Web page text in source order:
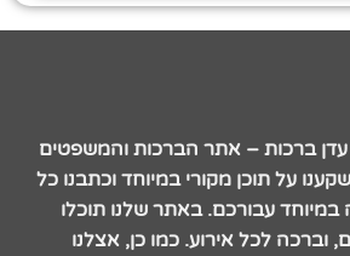
ברכות – אתר הברכות והמשפטים
על תוכן מקורי במיוחד וכתבנו כל
עבורכם. באתר שלנו תוכלו
לכל אירוע. כמו כן, אצלנו